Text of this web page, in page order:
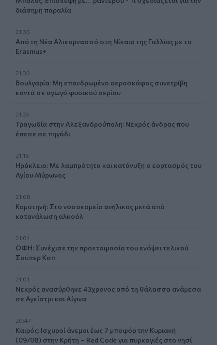
διάσημη παραλία
21:36
Από τη Νέα Αλικαρνασσό στη Νίκαια της Γαλλίας με το
Erasmus+
21:30
Βουλγαρία: Μη επανδρωμένο αεροσκάφος συνετρίβη
κοντά σε αγωγό φυσικού αερίου
21:25
Τραγωδία στην Αλεξανδρούπολη: Νεκρός άνδρας που
έπεσε σε πηγάδι
21:16
Ηράκλειο: Με λαμπρότητα και κατάνυξη ο εορτασμός του
Αγίου Μύρωνος
21:08
Κομοτηνή: Στο νοσοκομείο ανήλικος μετά από
κατανάλωση αλκοόλ
21:04
ΟΦΗ: Συνέχισε την προετοιμασία του ενόψει τελικού
Σούπερ Καπ
21:01
Νεκρός ανασύρθηκε 43χρονος από τη θάλασσα ανάμεσα
σε Αγκίστρι και Αίγινα
20:47
Καιρός: Ισχυροί άνεμοι έως 7 μποφόρ την Κυριακή
(09/08) στην Κρήτη – Red Code για πυρκαγιές στο νησί